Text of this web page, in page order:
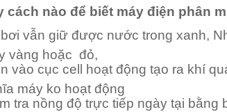
cách nào để biết máy điện phân
vẫn giữ được nước trong xanh,
vàng hoặc đỏ,
vào cục cell hoạt động tạo ra khí
máy ko hoạt động
tra nồng độ trực tiếp ngày tại